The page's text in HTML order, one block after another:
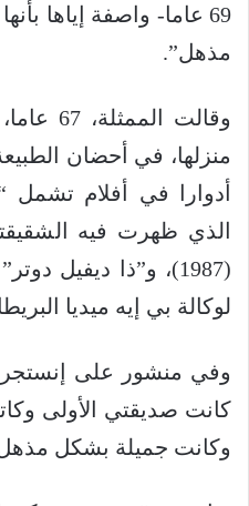
69 عاما- واصفة إياها
مذهل”.
وقالت
منزلها، في أحضان
الذي ظهرت فيه
لوكالة بي إيه ميديا
وفي منشور على
كانت صديقتي الأولى
وكانت جميلة بشكل